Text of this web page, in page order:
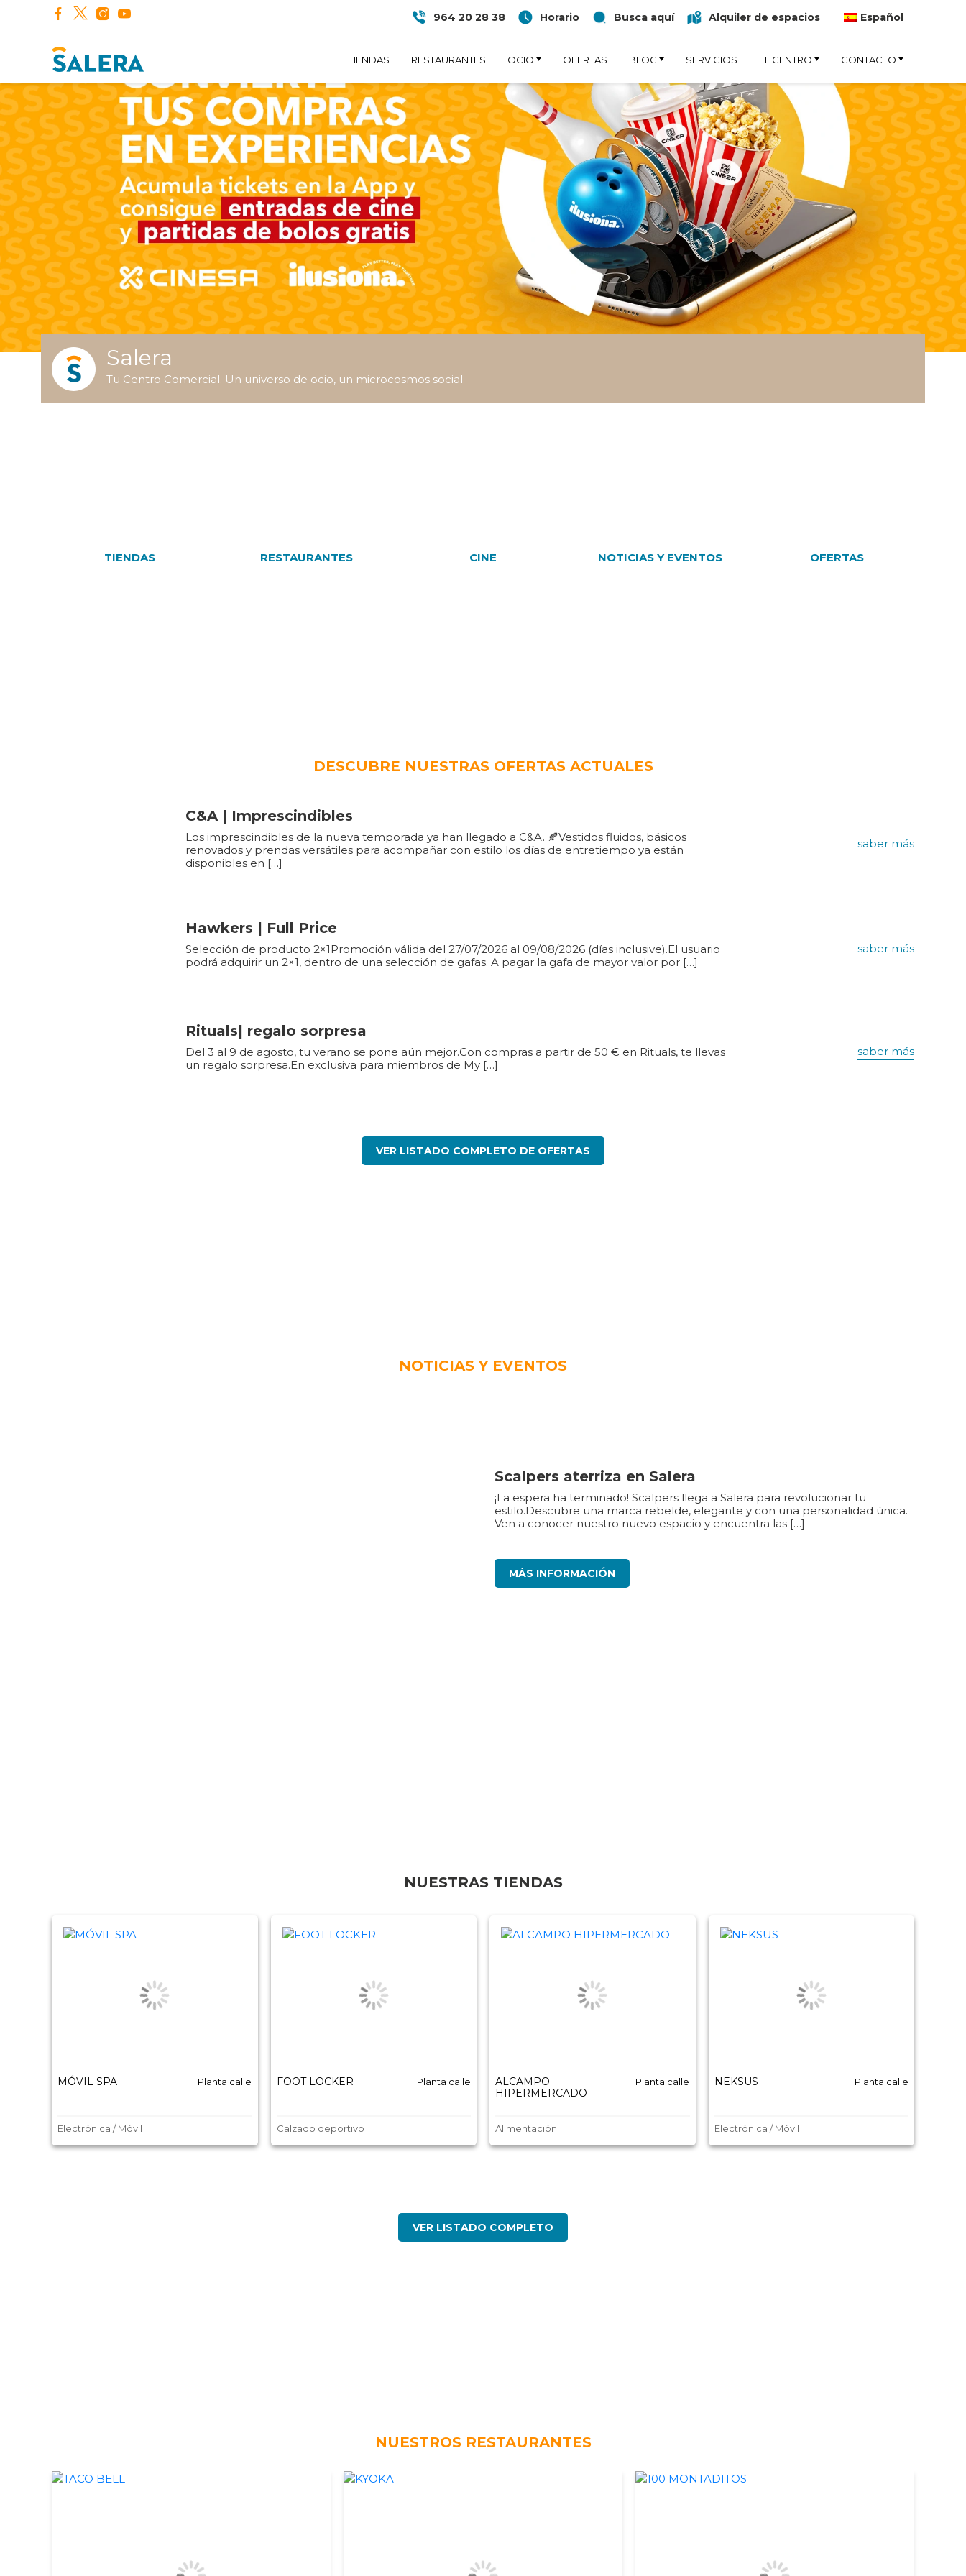
964 20 28 38 Horario Busca aquí Alquiler de espacios Español
TIENDAS RESTAURANTES OCIO OFERTAS BLOG SERVICIOS EL CENTRO CONTACTO
Salera
Tu Centro Comercial. Un universo de ocio, un microcosmos social
TIENDAS RESTAURANTES CINE NOTICIAS Y EVENTOS OFERTAS
DESCUBRE NUESTRAS OFERTAS ACTUALES
C&A | Imprescindibles
Los imprescindibles de la nueva temporada ya han llegado a C&A. 🍂Vestidos fluidos, básicos
renovados y prendas versátiles para acompañar con estilo los días de entretiempo ya están
disponibles en […]
saber más
Hawkers | Full Price
Selección de producto 2×1Promoción válida del 27/07/2026 al 09/08/2026 (días inclusive).El usuario
podrá adquirir un 2×1, dentro de una selección de gafas. A pagar la gafa de mayor valor por […]
saber más
Rituals| regalo sorpresa
Del 3 al 9 de agosto, tu verano se pone aún mejor.Con compras a partir de 50 € en Rituals, te llevas
un regalo sorpresa.En exclusiva para miembros de My […]
saber más
VER LISTADO COMPLETO DE OFERTAS
NOTICIAS Y EVENTOS
Scalpers aterriza en Salera
¡La espera ha terminado! Scalpers llega a Salera para revolucionar tu
estilo.Descubre una marca rebelde, elegante y con una personalidad única.
Ven a conocer nuestro nuevo espacio y encuentra las […]
MÁS INFORMACIÓN
NUESTRAS TIENDAS
MÓVIL SPA Planta calle
Electrónica / Móvil
FOOT LOCKER Planta calle
Calzado deportivo
ALCAMPO
HIPERMERCADO
Planta calle
Alimentación
NEKSUS Planta calle
Electrónica / Móvil
VER LISTADO COMPLETO
NUESTROS RESTAURANTES